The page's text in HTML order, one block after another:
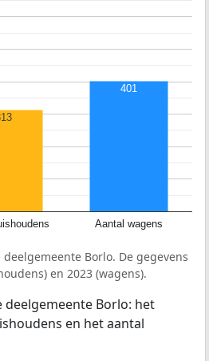
Aantal wagens
401
Borlo. De gegevens
en 2023 (wagens).
deelgemeente Borlo: het
en het aantal